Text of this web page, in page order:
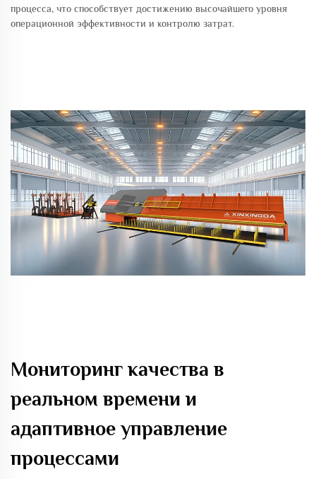
процесса, что способствует достижению высочайшего уровня
операционной эффективности и контролю затрат.
Мониторинг качества в
реальном времени и
адаптивное управление
процессами